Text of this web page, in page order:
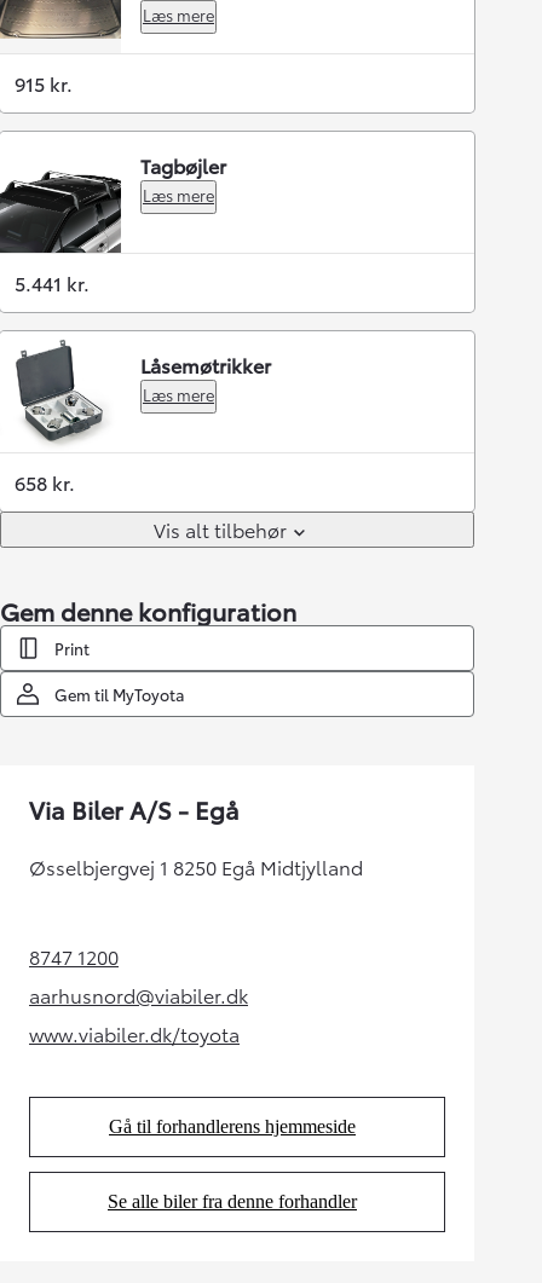
Læs mere
915 kr.
Tagbøjler
Læs mere
5.441 kr.
Låsemøtrikker
Læs mere
658 kr.
Vis alt tilbehør
Gem denne konfiguration
Print
Gem til MyToyota
Via Biler A/S - Egå
Øsselbjergvej 1 8250 Egå Midtjylland
8747 1200(Opens in new tab)
aarhusnord@viabiler.dk
(Opens in new tab)
www.viabiler.dk/toyota
(Opens in new tab)
Gå til forhandlerens hjemmeside
(Opens in new tab)
Se alle biler fra denne forhandler
(Opens in new tab)